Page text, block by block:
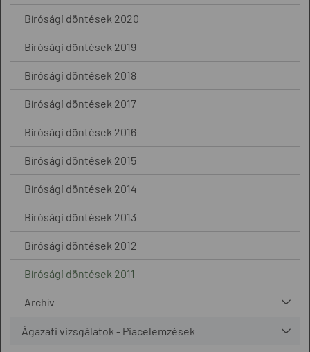
Bírósági döntések 2020
Bírósági döntések 2019
Bírósági döntések 2018
Bírósági döntések 2017
Bírósági döntések 2016
Bírósági döntések 2015
Bírósági döntések 2014
Bírósági döntések 2013
Bírósági döntések 2012
Bírósági döntések 2011
Archív
Ágazati vizsgálatok - Piacelemzések